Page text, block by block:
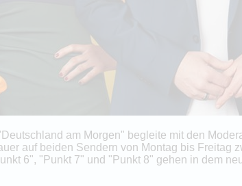
am Morgen" begleite mit den
auf beiden Sendern von Montag bis Freitag
6", "Punkt 7" und "Punkt 8" gehen in dem